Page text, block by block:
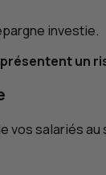
investie.
un
vos salariés